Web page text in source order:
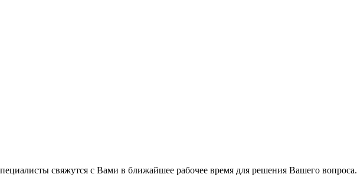
свяжутся с Вами в ближайшее рабочее время для решения Вашего вопроса.